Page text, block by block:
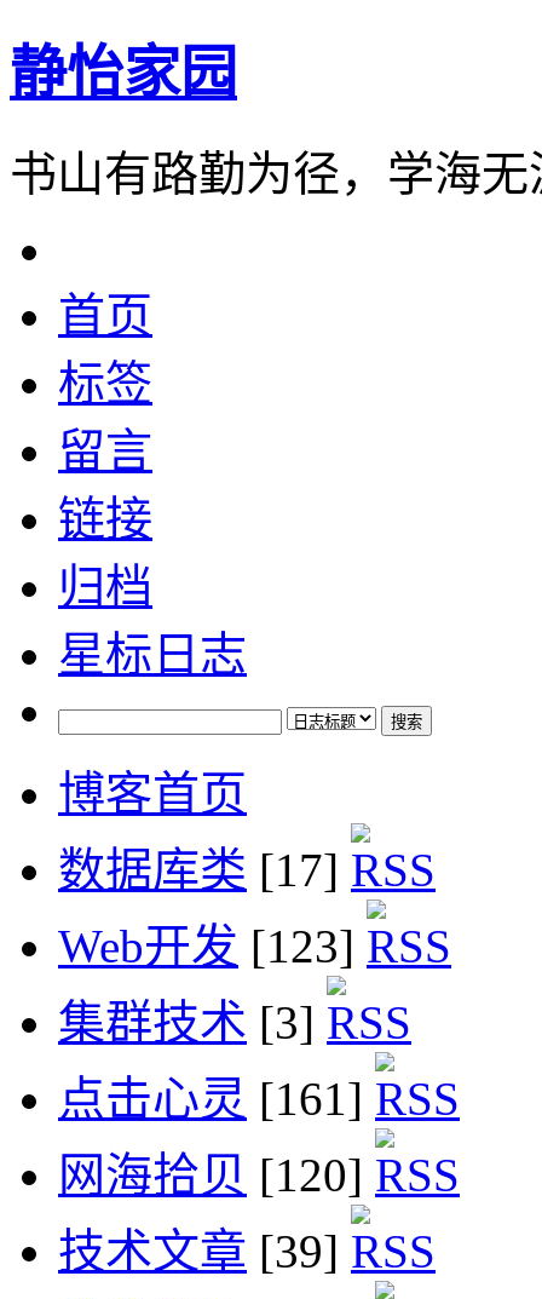
静怡家园
书山有路勤为径，学海
首页
标签
留言
链接
归档
星标日志
博客首页
数据库类 [17]
Web开发 [123]
集群技术 [3]
点击心灵 [161]
网海拾贝 [120]
技术文章 [39]